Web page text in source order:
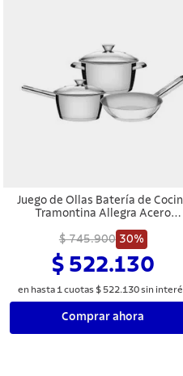
Juego de Ollas Batería de
Tramontina Allegra Acero
$ 745.900 30%
$ 522.130
en hasta 1 cuotas $ 522.130sin
Comprar ahora